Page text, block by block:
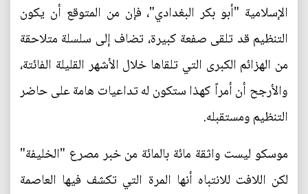
الإسلامية "أبو بكر البغدادي"، فإن من المتوقع أن يكون
التنظيم قد تلقى صفعة كبيرة، تضاف إلى سلسلة متلاحقة
من الهزائم الكبرى التي تلقاها خلال الأشهر القليلة الفائتة،
والأرجح أن أمراً كهذا ستكون له تداعيات هامة على حاضر
التنظيم ومستقبله.
موسكو ليست واثقة مائة بالمائة من خبر مصرع "الخليفة"
لكن اللافت للانتباه أنها المرة التي تكشف فيها العاصمة